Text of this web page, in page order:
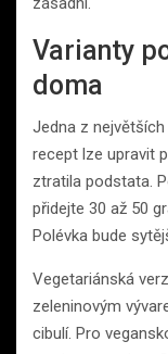
Varianty
doma
Jedna z
recept lze upravit
ztratila podstata.
přidejte 30 až 50
Polévka bude
Vegetariánská
zeleninovým
cibulí. Pro